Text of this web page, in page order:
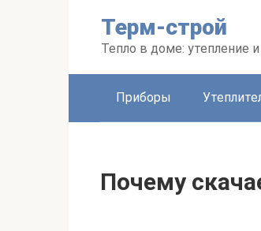
Терм-строй
Тепло в доме: утепление
Приборы
Почему